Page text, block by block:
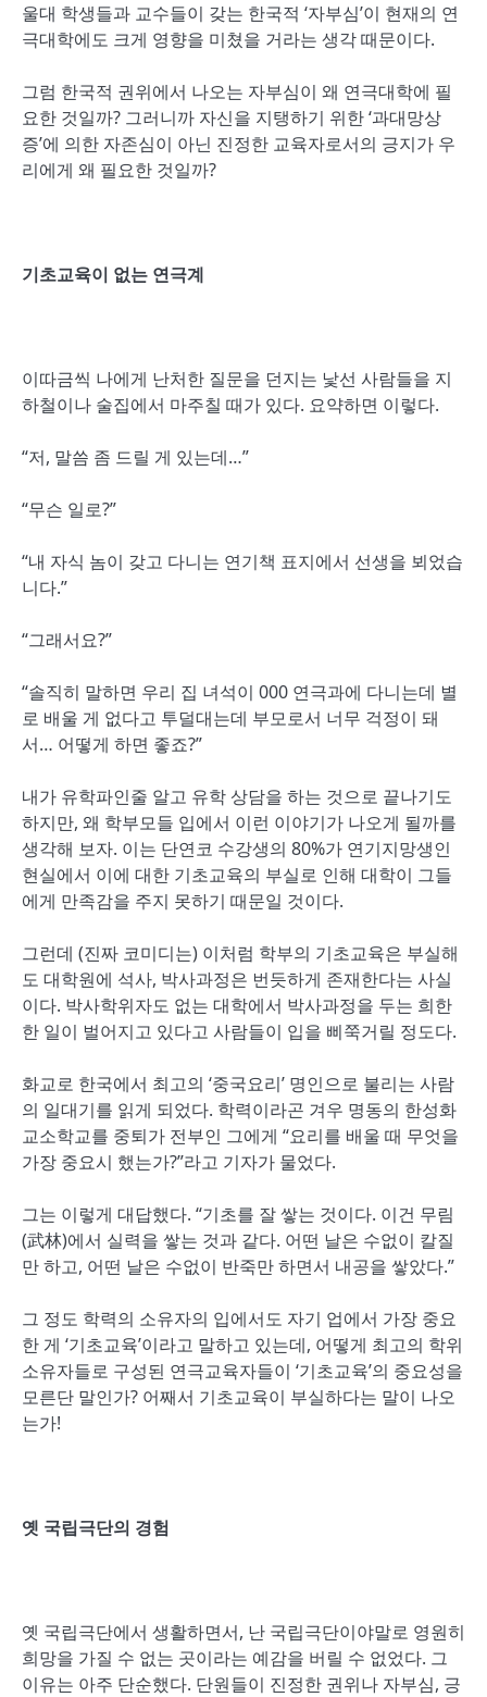
울대 학생들과 교수들이 갖는 한국적 ‘자부심’이 현재의 연
극대학에도 크게 영향을 미쳤을 거라는 생각 때문이다.
그럼 한국적 권위에서 나오는 자부심이 왜 연극대학에 필
요한 것일까? 그러니까 자신을 지탱하기 위한 ‘과대망상
증’에 의한 자존심이 아닌 진정한 교육자로서의 긍지가 우
리에게 왜 필요한 것일까?
기초교육이 없는 연극계
이따금씩 나에게 난처한 질문을 던지는 낯선 사람들을 지
하철이나 술집에서 마주칠 때가 있다. 요약하면 이렇다.
“저, 말씀 좀 드릴 게 있는데…”
“무슨 일로?”
“내 자식 놈이 갖고 다니는 연기책 표지에서 선생을 뵈었습
니다.”
“그래서요?”
“솔직히 말하면 우리 집 녀석이 000 연극과에 다니는데 별
로 배울 게 없다고 투덜대는데 부모로서 너무 걱정이 돼
서… 어떻게 하면 좋죠?”
내가 유학파인줄 알고 유학 상담을 하는 것으로 끝나기도
하지만, 왜 학부모들 입에서 이런 이야기가 나오게 될까를
생각해 보자. 이는 단연코 수강생의 80%가 연기지망생인
현실에서 이에 대한 기초교육의 부실로 인해 대학이 그들
에게 만족감을 주지 못하기 때문일 것이다.
그런데 (진짜 코미디는) 이처럼 학부의 기초교육은 부실해
도 대학원에 석사, 박사과정은 번듯하게 존재한다는 사실
이다. 박사학위자도 없는 대학에서 박사과정을 두는 희한
한 일이 벌어지고 있다고 사람들이 입을 삐쭉거릴 정도다.
화교로 한국에서 최고의 ‘중국요리’ 명인으로 불리는 사람
의 일대기를 읽게 되었다. 학력이라곤 겨우 명동의 한성화
교소학교를 중퇴가 전부인 그에게 “요리를 배울 때 무엇을
가장 중요시 했는가?”라고 기자가 물었다.
그는 이렇게 대답했다. “기초를 잘 쌓는 것이다. 이건 무림
(武林)에서 실력을 쌓는 것과 같다. 어떤 날은 수없이 칼질
만 하고, 어떤 날은 수없이 반죽만 하면서 내공을 쌓았다.”
그 정도 학력의 소유자의 입에서도 자기 업에서 가장 중요
한 게 ‘기초교육’이라고 말하고 있는데, 어떻게 최고의 학위
소유자들로 구성된 연극교육자들이 ‘기초교육’의 중요성을
모른단 말인가? 어째서 기초교육이 부실하다는 말이 나오
는가!
옛 국립극단의 경험
옛 국립극단에서 생활하면서, 난 국립극단이야말로 영원히
희망을 가질 수 없는 곳이라는 예감을 버릴 수 없었다. 그
이유는 아주 단순했다. 단원들이 진정한 권위나 자부심, 긍